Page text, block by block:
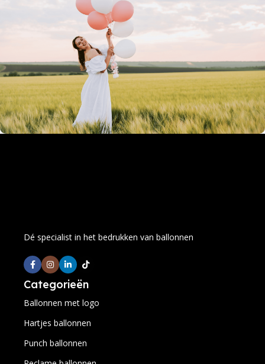
Dé specialist in het bedrukken van ballonnen
Categorieën
Ballonnen met logo
Hartjes ballonnen
Punch ballonnen